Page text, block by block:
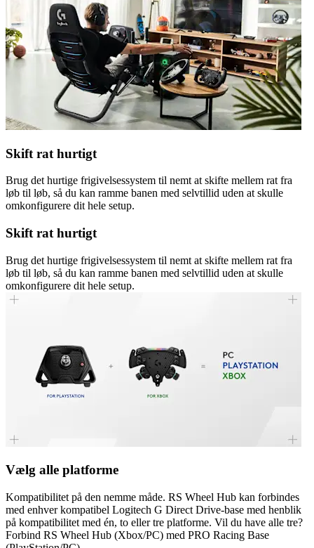
Skift rat hurtigt
Brug det hurtige frigivelsessystem til nemt at skifte mellem rat fra
løb til løb, så du kan ramme banen med selvtillid uden at skulle
omkonfigurere dit hele setup.
Skift rat hurtigt
Brug det hurtige frigivelsessystem til nemt at skifte mellem rat fra
løb til løb, så du kan ramme banen med selvtillid uden at skulle
omkonfigurere dit hele setup.
Vælg alle platforme
Kompatibilitet på den nemme måde. RS Wheel Hub kan forbindes
med enhver kompatibel Logitech G Direct Drive-base med henblik
på kompatibilitet med én, to eller tre platforme. Vil du have alle tre?
Forbind RS Wheel Hub (Xbox/PC) med PRO Racing Base